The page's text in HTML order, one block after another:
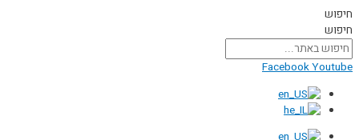
דילוג
לתוכן
חיפוש
חיפוש
FacebookYoutube